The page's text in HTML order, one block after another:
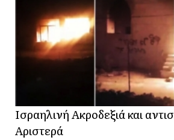
Ισραηλινή Ακροδεξιά και
Αριστερά